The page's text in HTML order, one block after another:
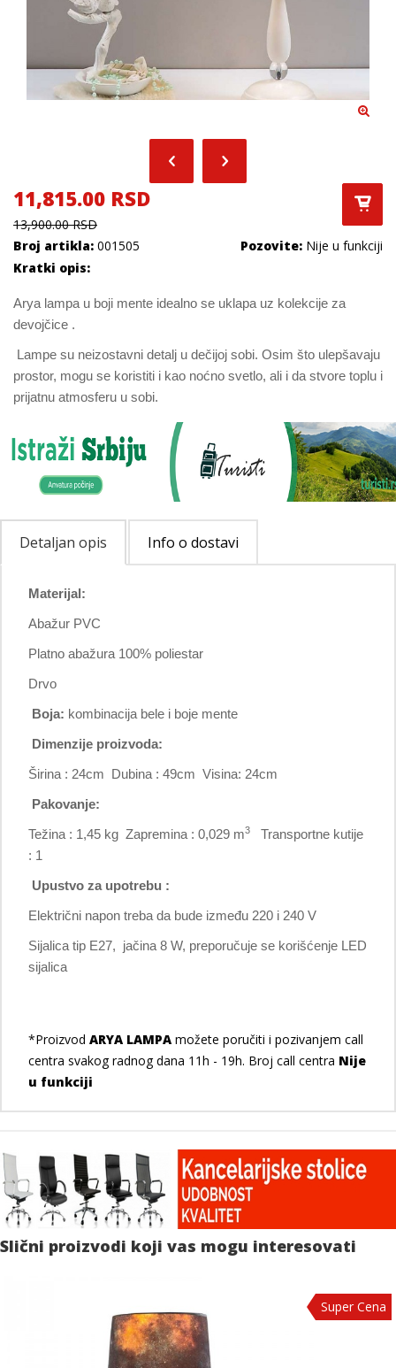
11,815.00 RSD
13,900.00 RSD
Broj artikla: 001505 Pozovite: Nije u funkciji
Kratki opis:
Arya lampa u boji mente idealno se uklapa uz kolekcije za
devojčice .
Lampe su neizostavni detalj u dečijoj sobi. Osim što ulepšavaju
prostor, mogu se koristiti i kao noćno svetlo, ali i da stvore toplu i
prijatnu atmosferu u sobi.
Detaljan opis Info o dostavi
Materijal:
Abažur PVC
Platno abažura 100% poliestar
Drvo
Boja: kombinacija bele i boje mente
Dimenzije proizvoda:
Širina : 24cm Dubina : 49cm Visina: 24cm
Pakovanje:
Težina : 1,45 kg Zapremina : 0,029 m3
Transportne kutije
: 1
Upustvo za upotrebu :
Električni napon treba da bude između 220 i 240 V
Sijalica tip E27, jačina 8 W, preporučuje se korišćenje LED
sijalica
*Proizvod ARYA LAMPA možete poručiti i pozivanjem call
centra svakog radnog dana 11h - 19h. Broj call centra Nije
u funkciji
Slični proizvodi koji vas mogu interesovati
Super Cena